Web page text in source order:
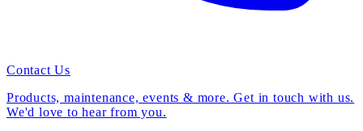
Contact Us
Products, maintenance, events & more. Get in touch with us.
We'd love to hear from you.